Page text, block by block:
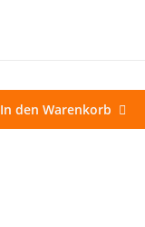
In den Warenkorb